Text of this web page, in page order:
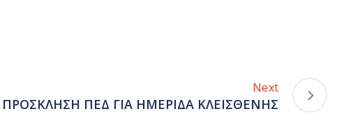
Next
ΠΡΟΣΚΛΗΣΗ ΠΕΔ ΓΙΑ ΗΜΕΡΙΔΑ ΚΛΕΙΣΘΕΝΗΣ